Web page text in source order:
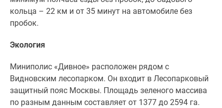
кольца – 22 км и от 35 минут на автомобиле без
пробок.
Экология
Миниполис «Дивное» расположен рядом с
Видновским лесопарком. Он входит в Лесопарковый
защитный пояс Москвы. Площадь зеленого массива
по разным данным составляет от 1377 до 2594 га.